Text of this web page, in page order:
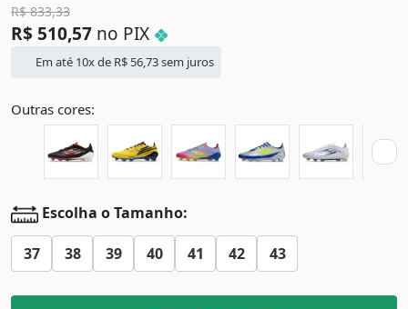
R$833,33
R$ 510,57 no PIX
Em até 10x de R$ 56,73sem juros
Outras cores:
Escolha o Tamanho:
37 38 39 40 41 42 43